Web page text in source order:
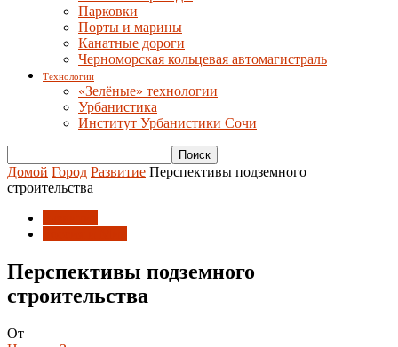
Парковки
Порты и марины
Канатные дороги
Черноморская кольцевая автомагистраль
Технологии
«Зелёные» технологии
Урбанистика
Институт Урбанистики Сочи
Домой Город Развитие Перспективы подземного
строительства
Перспективы подземного
строительства
От